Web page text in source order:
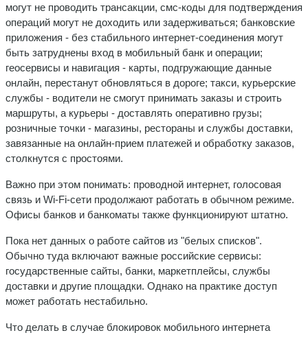
могут не проводить трансакции, смс-коды для подтверждения
операций могут не доходить или задерживаться; банковские
приложения - без стабильного интернет-соединения могут
быть затруднены вход в мобильный банк и операции;
геосервисы и навигация - карты, подгружающие данные
онлайн, перестанут обновляться в дороге; такси, курьерские
службы - водители не смогут принимать заказы и строить
маршруты, а курьеры - доставлять оперативно грузы;
розничные точки - магазины, рестораны и службы доставки,
завязанные на онлайн-прием платежей и обработку заказов,
столкнутся с простоями.
Важно при этом понимать: проводной интернет, голосовая
связь и Wi-Fi-сети продолжают работать в обычном режиме.
Офисы банков и банкоматы также функционируют штатно.
Пока нет данных о работе сайтов из "белых списков".
Обычно туда включают важные российские сервисы:
государственные сайты, банки, маркетплейсы, службы
доставки и другие площадки. Однако на практике доступ
может работать нестабильно.
Что делать в случае блокировок мобильного интернета